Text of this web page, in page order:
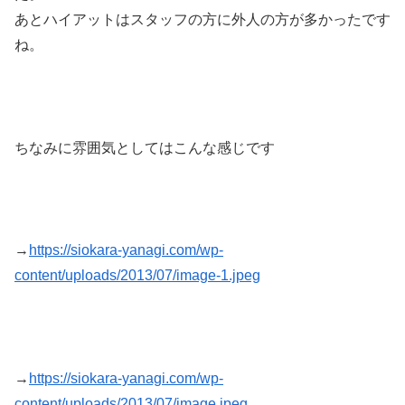
あとハイアットはスタッフの方に外人の方が多かったです
ね。
ちなみに雰囲気としてはこんな感じです
→ https://siokara-yanagi.com/wp-
content/uploads/2013/07/image-1.jpeg
→ https://siokara-yanagi.com/wp-